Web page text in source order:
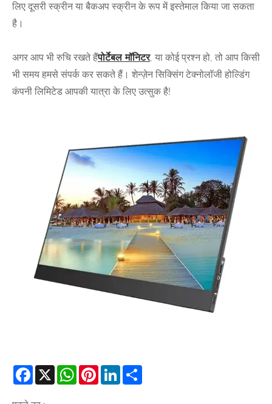
लिए दूसरी स्क्रीन या बैकअप स्क्रीन के रूप में इस्तेमाल किया जा सकता
है।
अगर आप भी रुचि रखते हैंपोर्टेबल मॉनिटर, या कोई प्रश्न हो, तो आप किसी
भी समय हमसे संपर्क कर सकते हैं। शेन्ज़ेन सिक्सिंग टेक्नोलॉजी होल्डिंग
कंपनी लिमिटेड आपकी यात्रा के लिए उत्सुक है!
Facebook
X WhatsAppPinterestLinkedIn